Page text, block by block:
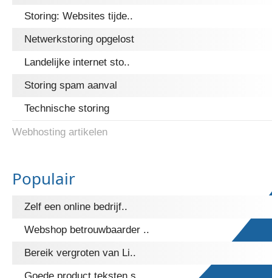
Storing: Websites tijde..
Netwerkstoring opgelost
Landelijke internet sto..
Storing spam aanval
Technische storing
Webhosting artikelen
Populair
Zelf een online bedrijf..
Webshop betrouwbaarder ..
Bereik vergroten van Li..